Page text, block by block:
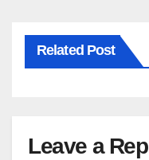
Related Post
Leave a